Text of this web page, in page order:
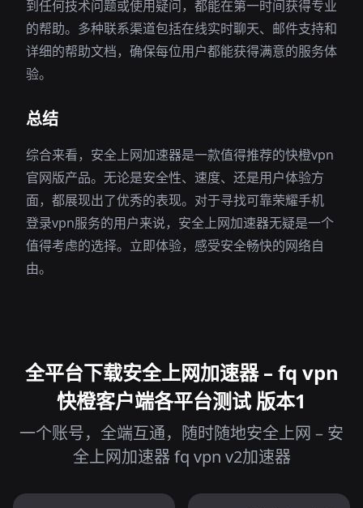
到任何技术问题或使用疑问，都能在第一时间获得专业
的帮助。多种联系渠道包括在线实时聊天、邮件支持和
详细的帮助文档，确保每位用户都能获得满意的服务体
验。
总结
综合来看，安全上网加速器是一款值得推荐的快橙vpn
官网版产品。无论是安全性、速度、还是用户体验方
面，都展现出了优秀的表现。对于寻找可靠荣耀手机
登录vpn服务的用户来说，安全上网加速器无疑是一个
值得考虑的选择。立即体验，感受安全畅快的网络自
由。
全平台下载安全上网加速器 – fq vpn
快橙客户端各平台测试 版本1
一个账号，全端互通，随时随地安全上网 – 安
全上网加速器 fq vpn v2加速器